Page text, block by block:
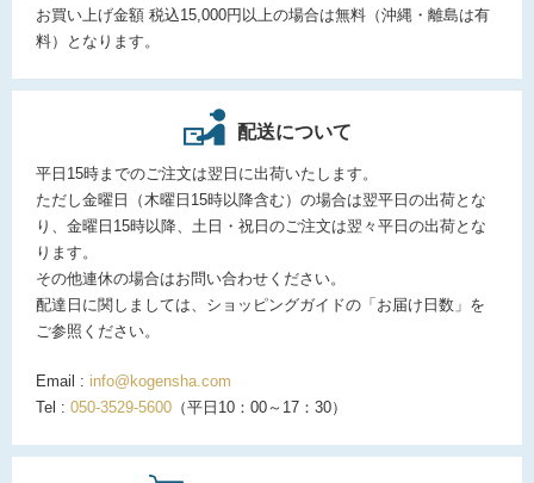
お買い上げ金額 税込15,000円以上の場合は無料（沖縄・離島は有
料）となります。
配送について
平日15時までのご注文は翌日に出荷いたします。
ただし金曜日（木曜日15時以降含む）の場合は翌平日の出荷とな
り、金曜日15時以降、土日・祝日のご注文は翌々平日の出荷とな
ります。
その他連休の場合はお問い合わせください。
配達日に関しましては、ショッピングガイドの「お届け日数」を
ご参照ください。
Email : info@kogensha.com
Tel : 050-3529-5600 （平日10：00～17：30）